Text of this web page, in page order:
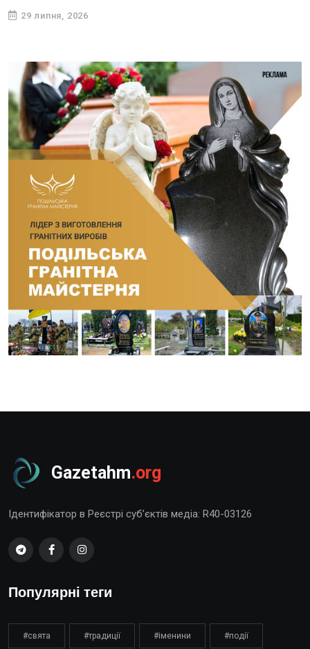
29 липня, 2026
Gazetahm.org
Ідентифікатор в Реєстрі суб’єктів медіа: R40-03126
Популярні теги
#свята #традиції #іменини #події